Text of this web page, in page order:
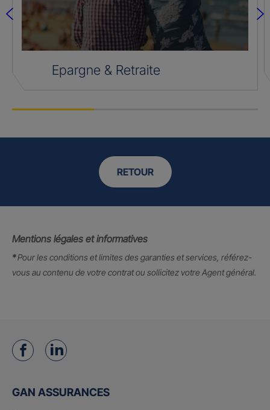
Epargne & Retraite
RETOUR
Mentions légales et informatives
*Pour les conditions et limites des garanties et services, référez-
vous au contenu de votre contrat ou sollicitez votre Agent général.
GAN ASSURANCES